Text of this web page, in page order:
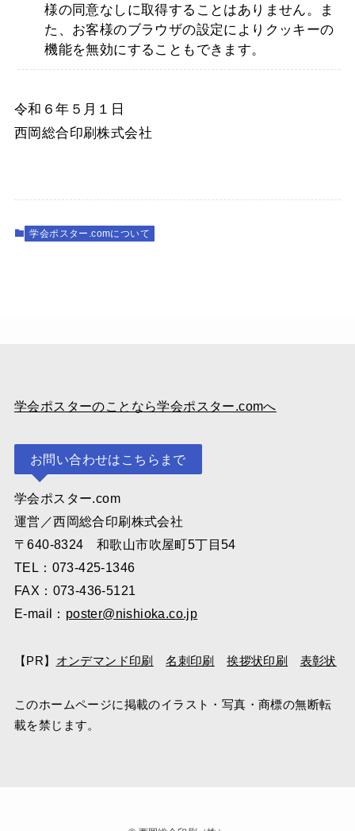
様の同意なしに取得することはありません。ま
た、お客様のブラウザの設定によりクッキーの
機能を無効にすることもできます。
令和６年５月１日
西岡総合印刷株式会社
学会ポスター.comについて
学会ポスターのことなら学会ポスター.comへ
お問い合わせはこちらまで
学会ポスター.com
運営／西岡総合印刷株式会社
〒640-8324 和歌山市吹屋町5丁目54
TEL：073-425-1346
FAX：073-436-5121
E-mail： poster@nishioka.co.jp
【PR】 オンデマンド印刷 名刺印刷 挨拶状印刷 表彰状
このホームページに掲載のイラスト・写真・商標の無断転
載を禁じます。